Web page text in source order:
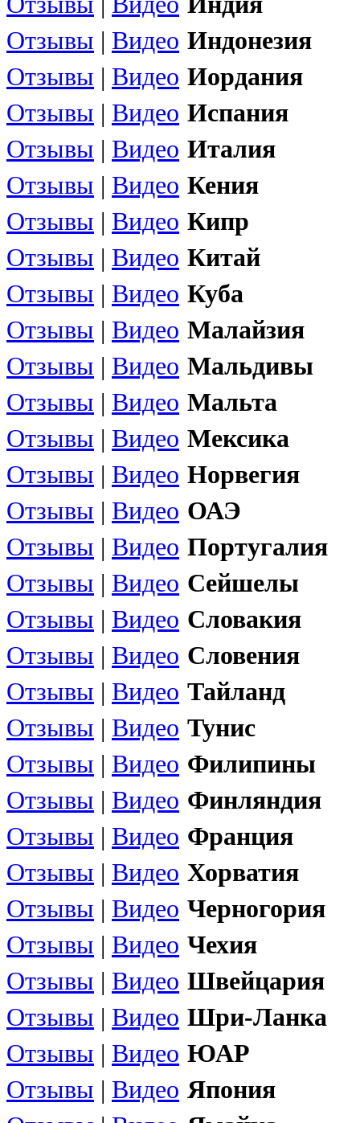
Отзывы | Видео Индонезия
Отзывы | Видео Иордания
Отзывы | Видео Испания
Отзывы | Видео Италия
Отзывы | Видео Кения
Отзывы | Видео Кипр
Отзывы | Видео Китай
Отзывы | Видео Куба
Отзывы | Видео Малайзия
Отзывы | Видео Мальдивы
Отзывы | Видео Мальта
Отзывы | Видео Мексика
Отзывы | Видео Норвегия
Отзывы | Видео ОАЭ
Отзывы | Видео Португалия
Отзывы | Видео Сейшелы
Отзывы | Видео Словакия
Отзывы | Видео Словения
Отзывы | Видео Тайланд
Отзывы | Видео Тунис
Отзывы | Видео Филипины
Отзывы | Видео Финляндия
Отзывы | Видео Франция
Отзывы | Видео Хорватия
Отзывы | Видео Черногория
Отзывы | Видео Чехия
Отзывы | Видео Швейцария
Отзывы | Видео Шри-Ланка
Отзывы | Видео ЮАР
Отзывы | Видео Япония